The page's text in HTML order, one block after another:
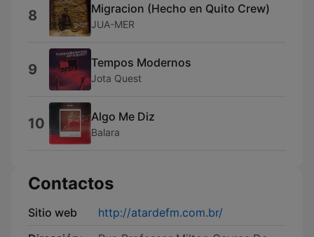
8 Migracion (Hecho en Quito Crew)
JUA-MER
9 Tempos Modernos
Jota Quest
10 Algo Me Diz
Balara
Contactos
Sitio web
http://atardefm.com.br/